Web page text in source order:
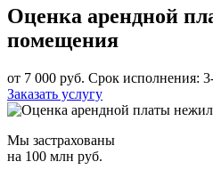
Оценка арендной
помещения
от 7 000 руб. Срок исполнения:
Заказать услугу
Мы застрахованы
на 100 млн руб.